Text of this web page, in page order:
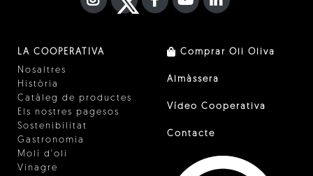
LA COOPERATIVA
Nosaltres
Història
Catàleg de productes
Els nostres pagesos
Sostenibilitat
Gastronomia
Molí d'oli
Vinagre
Comprar Oli Oliva
Almàssera
Vídeo Cooperativa
Contacte